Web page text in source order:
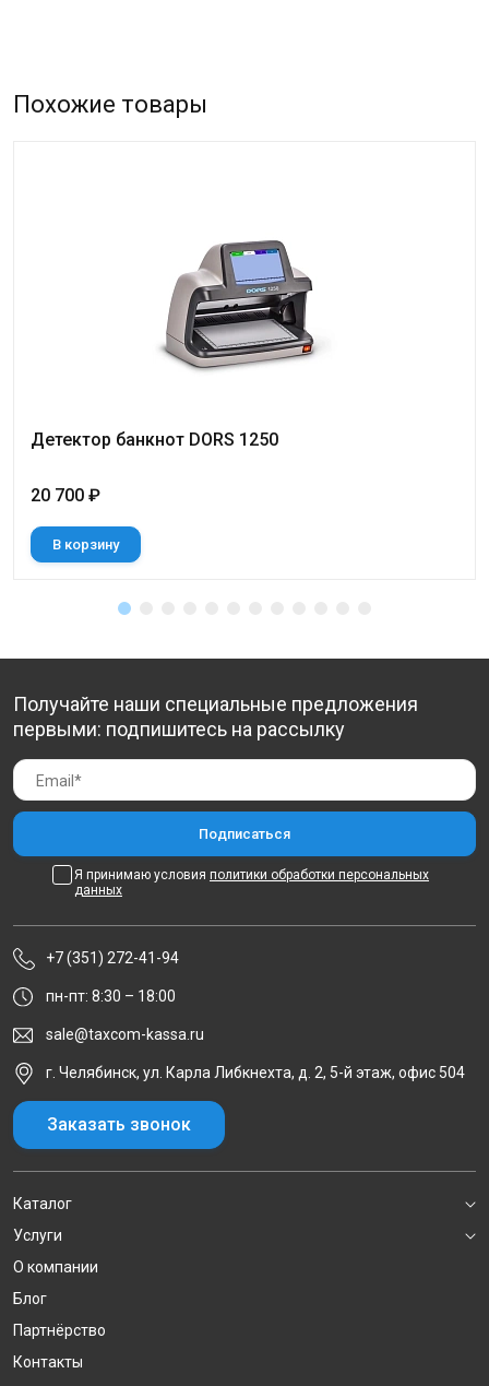
Похожие товары
Детектор банкнот DORS 1250
20 700 ₽
В корзину
Получайте наши специальные предложения
первыми: подпишитесь на рассылку
Я принимаю условия политики обработки персональных
данных
+7 (351) 272-41-94
пн-пт: 8:30 – 18:00
sale@taxcom-kassa.ru
г. Челябинск, ул. Карла Либкнехта, д. 2, 5-й этаж, офис 504
Заказать звонок
Каталог
Услуги
О компании
Блог
Партнёрство
Контакты